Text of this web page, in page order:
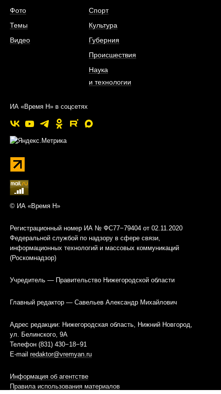
Фото
Темы
Видео
Спорт
Культура
Губерния
Происшествия
Наука
и технологии
ИА «Время Н» в соцсетях
© ИА «Время Н»
Регистрационный номер ИА № ФС77−79404 от 02.11.2020
Федеральной службой по надзору в сфере связи,
информационных технологий и массовых коммуникаций
(Роскомнадзор)
Учредитель — Правительство Нижегородской области
Главный редактор — Савельев Александр Михайлович
Адрес редакции: Нижегородская область, Нижний Новгород,
ул. Белинского, 9А
Телефон (831) 430−18−91
E-mail redaktor@vremyan.ru
Информация об агентстве
Правила использования материалов